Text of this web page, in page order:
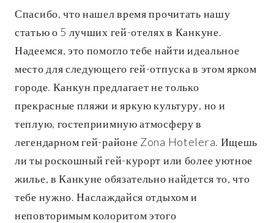
Спасибо, что нашел время прочитать нашу
статью о 5 лучших гей-отелях в Канкуне.
Надеемся, это помогло тебе найти идеальное
место для следующего гей-отпуска в этом ярком
городе. Канкун предлагает не только
прекрасные пляжи и яркую культуру, но и
теплую, гостеприимную атмосферу в
легендарном гей-районе Zona Hotelera. Ищешь
ли ты роскошный гей-курорт или более уютное
жилье, в Канкуне обязательно найдется то, что
тебе нужно. Наслаждайся отдыхом и
неповторимым колоритом этого